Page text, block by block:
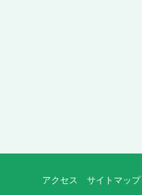
アクセス サイトマップ